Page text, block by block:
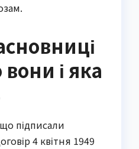
і яка
підписали
4 квітня 1949